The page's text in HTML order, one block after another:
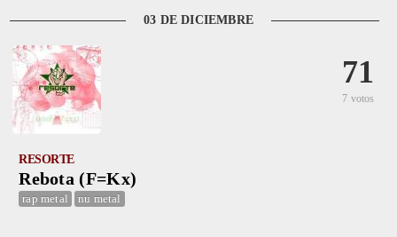
03 DE DICIEMBRE
71
7 votos
RESORTE
Rebota (F=Kx)
rap metal nu metal